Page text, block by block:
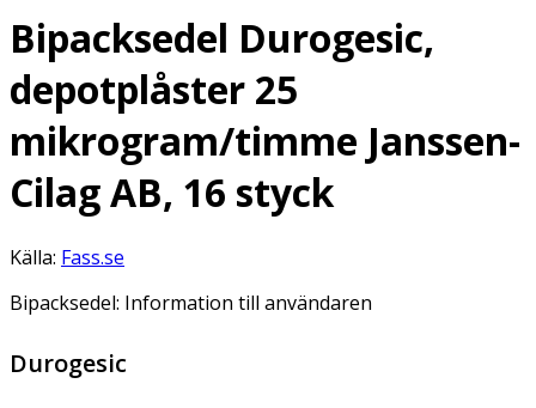
Bipacksedel Durogesic,
depotplåster 25
mikrogram/timme Janssen-
Cilag AB, 16 styck
Källa: Fass.se
Bipacksedel: Information till användaren
Durogesic